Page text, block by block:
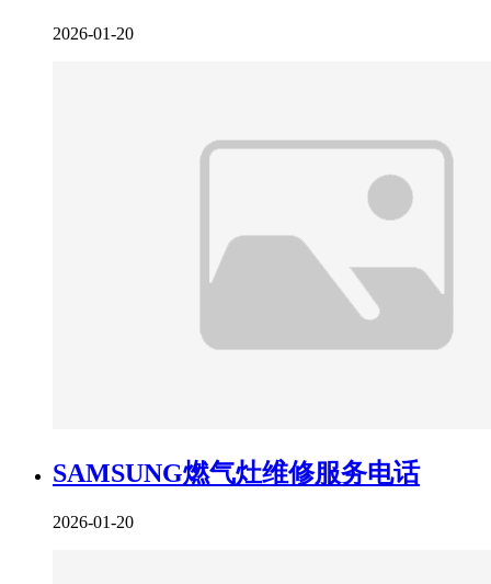
2026-01-20
SAMSUNG燃气灶维修服务电话
2026-01-20